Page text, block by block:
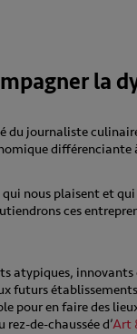
la
du journaliste
nous plaisent et
ces
atypiques,
en faire des
de-chaussée d’Art